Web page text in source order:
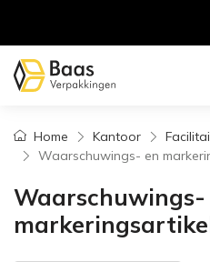
Home Kantoor
Waarschuwings- en
Waarschuwings-